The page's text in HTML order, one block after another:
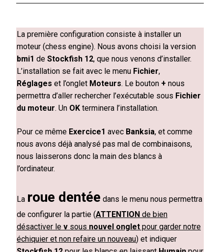
La première configuration consiste à installer un
moteur (chess engine). Nous avons choisi la version
bmi1 de Stockfish 12, que nous venons d’installer.
L’installation se fait avec le menu Fichier,
Réglages et l’onglet Moteurs. Le bouton + nous
permettra d’aller rechercher l’exécutable sous Fichier
du moteur. Un OK terminera l’installation.
Pour ce même Exercice1 avec Banksia, et comme
nous avons déjà analysé pas mal de combinaisons,
nous laisserons donc la main des blancs à
l’ordinateur.
La roue dentée dans le menu nous permettra
de configurer la partie (ATTENTION de bien
désactiver le v sous nouvel onglet pour garder notre
échiquier et non refaire un nouveau) et indiquer